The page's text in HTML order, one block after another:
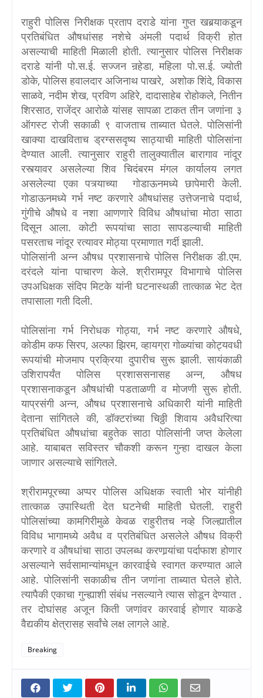
राहुरी पोलिस निरीक्षक प्रताप दराडे यांना गुप्त खबर्‍याकडून
प्रतिबंधित औषधांसह नशेचे अंमली पदार्थ विक्री होत
असल्याची माहिती मिळाली होती. त्यानुसार पोलिस निरीक्षक
दराडे यांनी पो.स.ई. सज्जन नर्‍हेडा, महिला पो.स.ई. ज्योती
डोके, पोलिस हवालदार अजिनाथ पाखरे, अशोक शिंदे, विकास
साळवे, नदीम शेख, प्रविण अहिरे, दादासाहेब रोहोकले, नितीन
शिरसाठ, राजेंद्र आरोळे यांसह सापळा टाकत तीन जणांना ३
ऑगस्ट रोजी सकाळी ९ वाजताच ताब्यात घेतले. पोलिसांनी
खाक्या दाखविताच ड्रग्ससदृष्य साठ्याची माहिती पोलिसांना
देण्यात आली. त्यानुसार राहुरी तालुक्यातील बारागाव नांदूर
रस्त्यावर असलेल्या शिव चिदंबरम मंगल कार्यालय लगत
असलेल्या एका पत्र्याच्या गोडाऊनमध्ये छापेमारी केली.
गोडाऊनमध्ये गर्भ नष्ट करणारे औषधांसह उत्तेजनाचे पदार्थ,
गुंगीचे औषधे व नशा आणणारे विविध औषधांचा मोठा साठा
दिसून आला. कोटी रूपयांचा साठा सापडल्याची माहिती
पसरताच नांदूर रत्यावर मोठ्या प्रमाणात गर्दी झाली.
पोलिसांनी अन्न औषध प्रशासनाचे पोलिस निरीक्षक डी.एम.
दरंदले यांना पाचारण केले. श्रीरामपूर विभागाचे पोलिस
उपअधिक्षक संदिप मिटके यांनी घटनास्थळी तात्काळ भेट देत
तपासाला गती दिली.
पोलिसांना गर्भ निरोधक गोठ्या, गर्भ नष्ट करणारे औषधे,
कोडीम कफ सिरप, अल्फा झिरम, व्हायग्रा गोळ्यांचा कोट्यवधी
रूपयांची मोजमाप प्रक्रिया दुपारीच सुरू झाली. सायंकाळी
उशिरापर्यंत पोलिस प्रशाससनासह अन्न, औषध
प्रशासनाकडून औषधांची पडताळणी व मोजणी सुरू होती.
याप्रसंगी अन्न, औषध प्रशासनाचे अधिकारी यांनी माहिती
देताना सांगितले की, डॉक्टरांच्या चिठ्ठी शिवाय अवैधरित्या
प्रतिबंधित औषधांचा बहुतेक साठा पोलिसांनी जप्त केलेला
आहे. याबाबत सविस्तर चौकशी करून गुन्हा दाखल केला
जाणार असल्याचे सांगितले.
श्रीरामपूरच्या अप्पर पोलिस अधिक्षक स्वाती भोर यांनीही
तात्काळ उपास्थिती देत घटनेची माहिती घेतली. राहुरी
पोलिसांच्या कामगिरीमुळे केवळ राहुरीतच नव्हे जिल्ह्यातील
विविध भागामध्ये अवैध व प्रतिबंधित असलेले औषध विक्री
करणारे व औषधांचा साठा उपलब्ध करणार्‍यांचा पर्दाफाश होणार
असल्याने सर्वसामान्यांमधून कारवाईचे स्वागत करण्यात आले
आहे. पोलिसांनी सकाळीच तीन जणांना ताब्यात घेतले होते.
त्यापैकी एकाचा गुन्ह्याशी संबंध नसल्याने त्यास सोडून देण्यात .
तर दोघांसह अजून किती जणांवर कारवाई होणार याकडे
वैद्यकीय क्षेत्रासह सर्वांचे लक्ष लागले आहे.
Breaking